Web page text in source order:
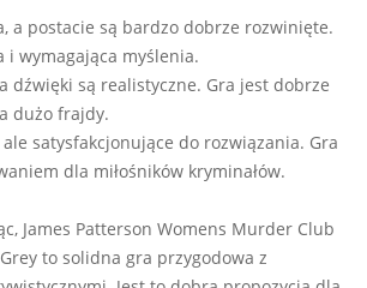
a postacie są bardzo dobrze rozwinięte.
i wymagająca myślenia.
dźwięki są realistyczne. Gra jest dobrze
dużo frajdy.
satysfakcjonujące do rozwiązania. Gra
dla miłośników kryminałów.
James Patterson Womens Murder Club
to solidna gra przygodowa z